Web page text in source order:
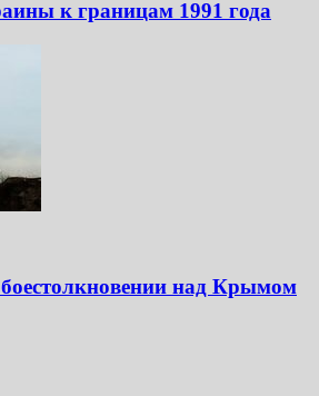
к границам 1991 года
боестолкновении над Крымом